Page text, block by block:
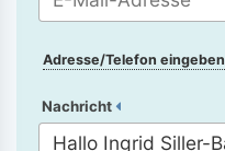
Adresse/Telefon eingeben
Nachricht